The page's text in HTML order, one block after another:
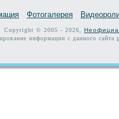
Фотогалерея
Copyright © 2005 - 2026,
информации с данного сайта